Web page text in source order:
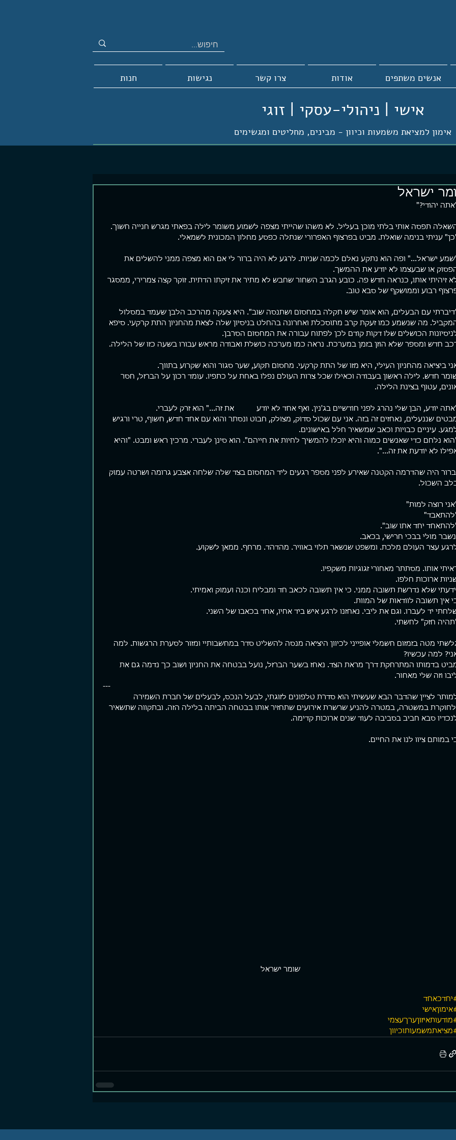
אנשים משתפים אודות צרו קשר נגישות חנות
אישי | ניהולי-עסקי | זוגי
אימון למציאת משמעות וכיוון - מבינים, מחליטים ומגשימים
ישראל
יהודי?"
תפסה אותי בלתי מוכן בעליל. לא משהו שהייתי מצפה לשמוע משומר לילה בפאתי מגרש חנייה חשוך.
עניתי בנימה שואלת. מביט בפרצוף האפרורי שנתלה כפסע מחלון המכונית לשמאלי.
ישראל..." ופה הוא נתקע נאלם לכמה שניות. לרגע לא היה ברור לי אם הוא מצפה ממני להשלים את
או שבעצמו לא יודע את ההמשך.
זיהיתי אותו, כנראה חדש פה. כובע הגרב השחור שחבש לא מתיר את זיקתו הדתית. זוקר קצה צמרירי, ממסגר
רבוע וממושקף של סבא טוב.
עם הבעלים, הוא אומר שיש תקלה במחסום ושתנסה שוב". היא צעקה מהרכב הלבן שעמד במסלול
מה שנשמע כמו זעקת קרב מתוסכלת ואחרונה בהחלט בניסיון שלה לצאת מהחניון התת קרקעי. סיפא
הכושלים שלו דקות קודם לכן לפתוח עבורה את המחסום הסרבן.
חדש ומספר שלא הוזן בזמן במערכת. נראה כמו מערכה כושלת ואבודה מראש עבורו בשעה כזו של הלילה.
ביציאה מהחניון העילי, היא מזו של התת קרקעי. מחסום תקוע, שער סגור והוא שקרוע בתווך.
חדש. לילה ראשון בעבודה וכאילו שכל צרות העולם נפלו באחת על כתפיו. עומד רכון על הברזל, חסר
עטוף בצינת הלילה.
יודע, הבן שלי נהרג לפני חודשיים בג'נין. ואף אחד לא יודע 	את זה..." הוא זרק לעברי.
שננעלים, נאחזים זה בזה. אני עם שכול סדוק, מצולק, חבוט ונסתר והוא עם אחד חדש, חשוף, טרי ורגיש
עיניים כבויות וכאב שמשאיר חלל באישונים.
נלחם כדי שאנשים כמוה והיא יוכלו להמשיך לחיות את חייהם". הוא סינן לעברי. מרכין ראש ומבט. "והיא
לא יודעת את זה...".
היה שהדרמה הקטנה שאירע לפני מספר רגעים ליד המחסום בצד שלה שלחה אצבע גרומה ושרטה עמוק
השכול.
רוצה למות"
יחד אתו שוב".
מולי בבכי חרישי, בכאב.
עצר העולם מלכת. ומשפט שנשאר תלוי באוויר. מהדהד. מרחף. ממאן לשקוע.
אותו. מסתתר מאחורי זגוגיות משקפיו.
ארוכות חלפו.
שלא נדרשת תשובה ממני. כי אין תשובה לכאב חד ומבליח וכנה ועמוק ואמיתי.
אין תשובה לוודאות של המוות.
יד לעברו. וגם את ליבי. נאחזנו לרגע איש ביד אחיו, אחד בכאבו של השני.
חזק" לחשתי.
מטה בזמזום חשמלי אופייני לכיוון היציאה מנסה להשליט סדר במחשבותיי ומזור לסערת הרגשות. למה
למה עכשיו?
בדמותו המתרחקת דרך מראת הצד. נאחז בשער הברזל, נועל בבטחה את החניון ושוב כך נדמה גם את
וזה שלי מאחור.
---
לציין שהדבר הבא שעשיתי הוא סדרת טלפונים לזוגתי, לבעל הנכס, לבעלים של חברת השמירה
במשטרה, במטרה להניע שרשרת אירועים שתחזיר אותו בבטחה הביתה בלילה הזה. ובתקווה שתשאיר
סבא חביב בסביבה לעוד שנים ארוכות קדימה.
במותם ציוו לנו את החיים.
שומר ישראל
מהמטריקס
המציאות סוגרת עלי. יש תחושה
מוצא. קצת כמו לעשות רפטינג
עמוק שקירותיו הכהים
כחולים, מוארים מעל. מאבק עיקש
קוצפים, נרטב מנתזי מים, חותר
בנתיב אחד שרק הוא אפשרי.
שלהפסיק לחתור זה לא אופציה.
די....!!! לעצור את המרוץ המשוגע
להתפכח. להתעורר יום אחד,
לראות את המציאות כפי שהיא
ארגז כלים
פגשתי השבוע מתאמן שלי למפגש חיזוק
פוסטים קצרים
כולם רוצים פוסטים קצרים. עזבו פוסטים,
פער ביצועים
יש מלא תאוריה שם בחוץ על איך הופכים